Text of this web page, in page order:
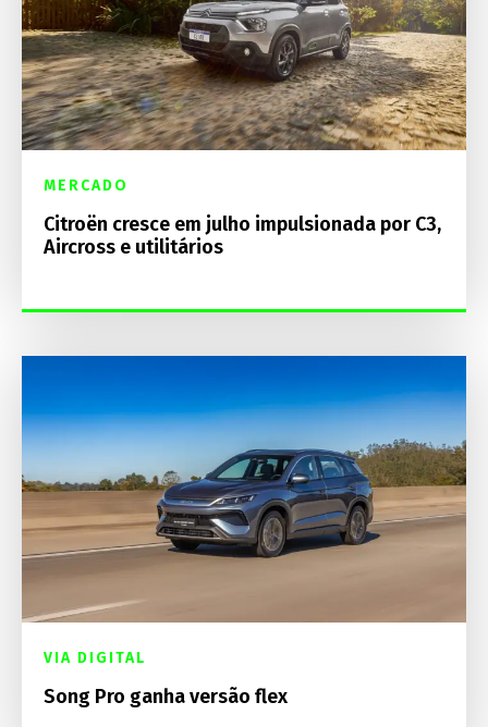
MERCADO
Citroën cresce em julho impulsionada por C3,
Aircross e utilitários
VIA DIGITAL
Song Pro ganha versão flex